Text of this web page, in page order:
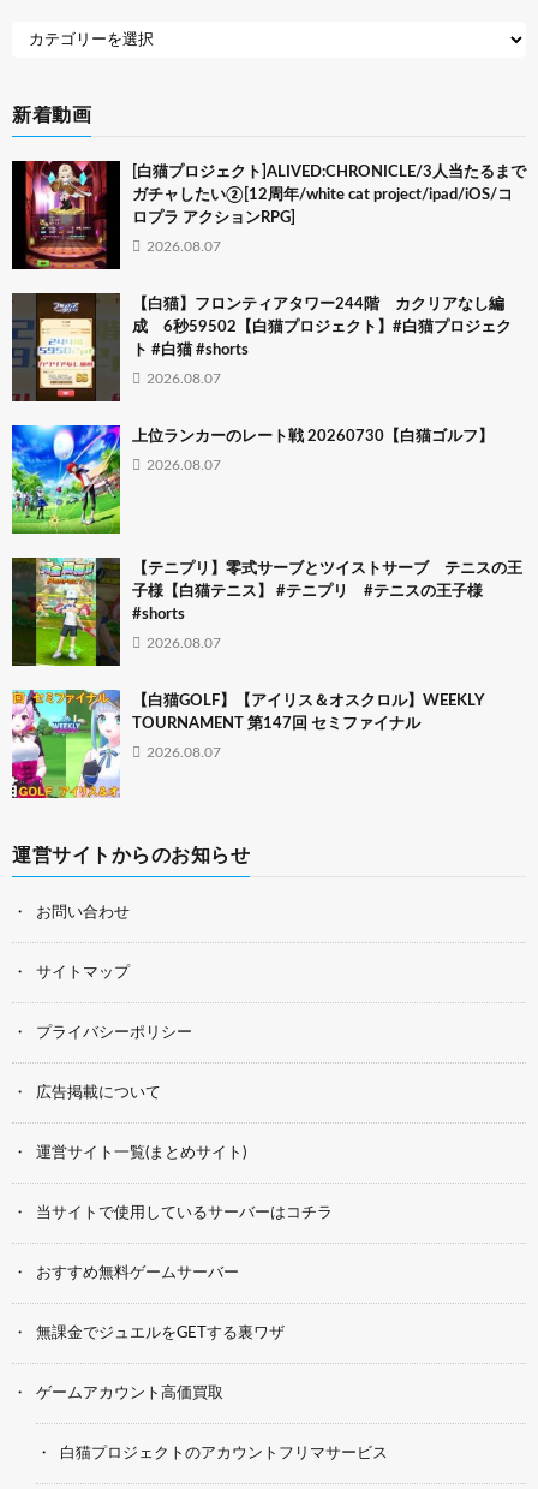
新着動画
[白猫プロジェクト]ALIVED:CHRONICLE/3人当たるまで
ガチャしたい②[12周年/white cat project/ipad/iOS/コ
ロプラ アクションRPG]
2026.08.07
【白猫】フロンティアタワー244階 カクリアなし編
成 6秒59502【白猫プロジェクト】#白猫プロジェク
ト #白猫 #shorts
2026.08.07
上位ランカーのレート戦 20260730【白猫ゴルフ】
2026.08.07
【テニプリ】零式サーブとツイストサーブ テニスの王
子様【白猫テニス】 #テニプリ #テニスの王子様
#shorts
2026.08.07
【白猫GOLF】【アイリス＆オスクロル】WEEKLY
TOURNAMENT 第147回 セミファイナル
2026.08.07
運営サイトからのお知らせ
お問い合わせ
サイトマップ
プライバシーポリシー
広告掲載について
運営サイト一覧(まとめサイト)
当サイトで使用しているサーバーはコチラ
おすすめ無料ゲームサーバー
無課金でジュエルをGETする裏ワザ
ゲームアカウント高価買取
白猫プロジェクトのアカウントフリマサービス